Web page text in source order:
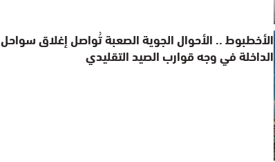
الأخطبوط .. الأحوال الجوية الصعبة تُواصل إغلاق سواحل
الداخلة في وجه قوارب الصيد التقليدي